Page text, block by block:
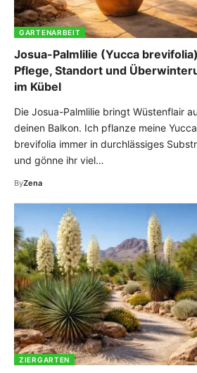
GARTENARBEIT
Josua-Palmlilie (Yucca
Pflege, Standort und
im Kübel
Die Josua-Palmlilie bringt Wüstenflair
deinen Balkon. Ich pflanze meine Yucca
brevifolia immer in durchlässiges
und gönne ihr viel…
ByZena
ZIERGARTEN